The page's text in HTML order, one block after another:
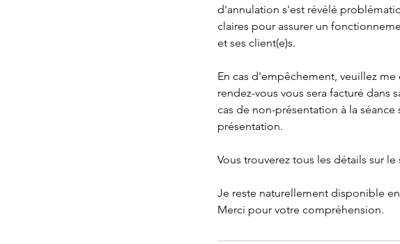
d'annulation s'est révélé
claires pour assurer un
et ses client(e)s.
En cas d'empêchement, veuillez me
rendez-vous vous sera facturé
cas de non-présentation à la séance
présentation.
Vous trouverez tous les détails sur
Je reste naturellement disponible
Merci pour votre compréhension.